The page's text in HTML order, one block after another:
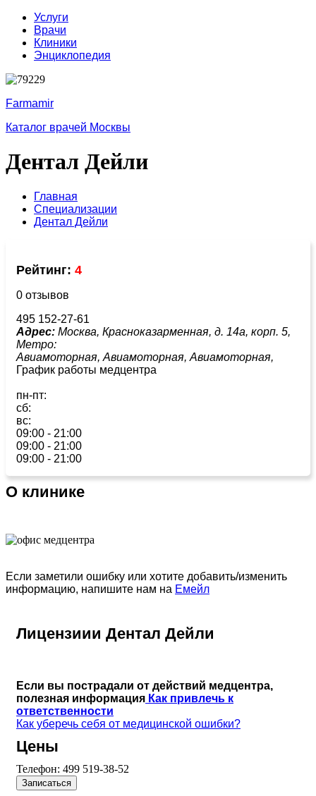
Услуги
Врачи
Клиники
Энциклопедия
Farmamir
Каталог врачей Москвы
Дентал Дейли
Главная
Специализации
Дентал Дейли
Рейтинг: 4
0 отзывов
495 152-27-61
Адрес: Москва, Красноказарменная, д. 14а, корп. 5,
Метро:
Авиамоторная, Авиамоторная, Авиамоторная,
График работы медцентра
пн-пт:
сб:
вс:
09:00 - 21:00
09:00 - 21:00
09:00 - 21:00
О клинике
Если заметили ошибку или хотите добавить/изменить
информацию, напишите нам на Емейл
Лицензиии Дентал Дейли
Если вы пострадали от действий медцентра,
полезная информация Как привлечь к
ответственности
Как уберечь себя от медицинской ошибки?
Цены
Телефон: 499 519-38-52
Записаться